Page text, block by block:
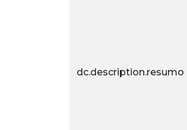
dc.description.resumo